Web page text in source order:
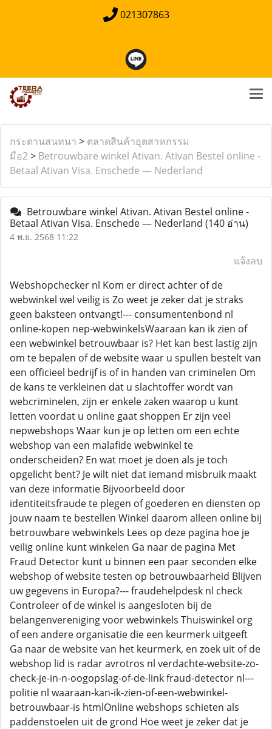
021307863
กระดานสนทนา > ตลาดสินค้าอุตสาหกรรม
มือ2> Betrouwbare winkel Ativan. Ativan Bestel online -
Betaal Ativan Visa. Enschede — Nederland
Betrouwbare winkel Ativan. Ativan Bestel online -
Betaal Ativan Visa. Enschede — Nederland (140 อ่าน)
4 พ.ย. 2568 11:22
แจ้งลบ
Webshopchecker nl Kom er direct achter of de
webwinkel wel veilig is Zo weet je zeker dat je straks
geen baksteen ontvangt!--- consumentenbond nl
online-kopen nep-webwinkelsWaaraan kan ik zien of
een webwinkel betrouwbaar is? Het kan best lastig zijn
om te bepalen of de website waar u spullen bestelt van
een officieel bedrijf is of in handen van criminelen Om
de kans te verkleinen dat u slachtoffer wordt van
webcriminelen, zijn er enkele zaken waarop u kunt
letten voordat u online gaat shoppen Er zijn veel
nepwebshops Waar kun je op letten om een echte
webshop van een malafide webwinkel te
onderscheiden? En wat moet je doen als je toch
opgelicht bent? Je wilt niet dat iemand misbruik maakt
van deze informatie Bijvoorbeeld door
identiteitsfraude te plegen of goederen en diensten op
jouw naam te bestellen Winkel daarom alleen online bij
betrouwbare webwinkels Lees op deze pagina hoe je
veilig online kunt winkelen Ga naar de pagina Met
Fraud Detector kunt u binnen een paar seconden elke
webshop of website testen op betrouwbaarheid Blijven
uw gegevens in Europa?--- fraudehelpdesk nl check
Controleer of de winkel is aangesloten bij de
belangenvereniging voor webwinkels Thuiswinkel org
of een andere organisatie die een keurmerk uitgeeft
Ga naar de website van het keurmerk, en zoek uit of de
webshop lid is radar avrotros nl verdachte-website-zo-
check-je-in-n-oogopslag-of-de-link fraud-detector nl---
politie nl waaraan-kan-ik-zien-of-een-webwinkel-
betrouwbaar-is htmlOnline webshops schieten als
paddenstoelen uit de grond Hoe weet je zeker dat je